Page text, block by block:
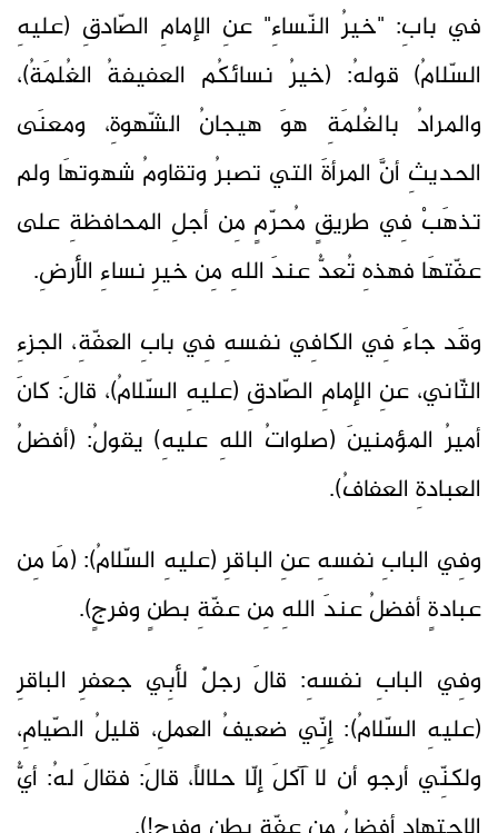
في بابِ: "خيرُ النّساءِ" عنِ الإمامِ الصّادقِ (عليهِ
السّلامُ) قولهُ: (خيرُ نسائكُم العفيفةُ الغُلمَةُ)،
والمرادُ بالغُلمَةِ هوَ هيجانُ الشّهوةِ، ومعنَى
الحديثِ أنَّ المرأةَ التي تصبرُ وتقاومُ شهوتهَا ولم
تذهَبْ فِي طريقٍ مُحرّمٍ مِن أجلِ المحافظةِ على
عفّتهَا فهذهِ تُعدُّ عندَ اللهِ مِن خيرِ نساءِ الأرضِ.
وقَد جاءَ فِي الكافِي نفسهِ فِي بابِ العفّةِ، الجزءِ
الثّاني، عنِ الإمامِ الصّادقِ (عليهِ السّلامُ)، قالَ: كانَ
أميرُ المؤمنينَ (صلواتُ اللهِ عليهِ) يقولُ: (أفضلُ
العبادةِ العفافُ).
وفِي البابِ نفسهِ عنِ الباقرِ (عليهِ السّلامُ): (مَا مِن
عبادةٍ أفضلُ عندَ اللهِ مِن عفّةِ بطنٍ وفرجٍ).
وفِي البابِ نفسهِ: قالَ رجلٌ لأبِي جعفرِ الباقرِ
(عليهِ السّلامُ): إنِّي ضعيفُ العملِ، قليلُ الصّيامِ،
ولكنِّي أرجو أن لا آكلَ إلّا حلالاً، قالَ: فقالَ لهُ: أيُّ